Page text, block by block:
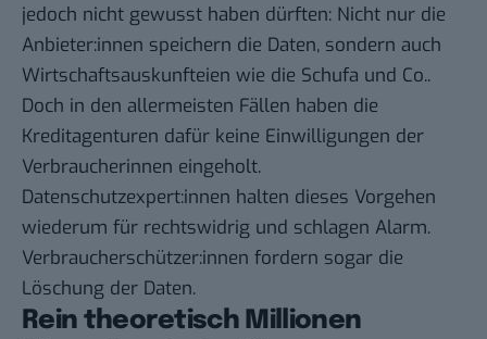
jedoch nicht gewusst haben dürften: Nicht nur die
Anbieter:innen speichern die Daten, sondern auch
Wirtschaftsauskunfteien wie die Schufa und Co..
Doch in den allermeisten Fällen haben die
Kreditagenturen dafür keine Einwilligungen der
Verbraucherinnen eingeholt.
Datenschutzexpert:innen halten dieses Vorgehen
wiederum für rechtswidrig und schlagen Alarm.
Verbraucherschützer:innen fordern sogar die
Löschung der Daten.
Rein theoretisch Millionen